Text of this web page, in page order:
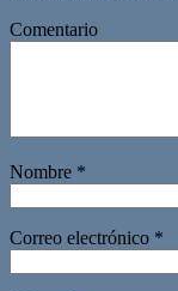
Comentario
Nombre *
Correo electrónico *